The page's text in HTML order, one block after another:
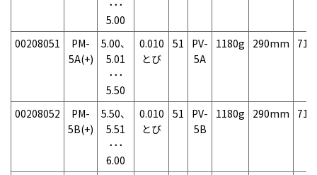
･･･
5.00
00208051
PM-
5A(+)
5.00、
5.01
･･･
5.50
0.010
とび
51
PV-
5A
1180g 290mm
00208052
PM-
5B(+)
5.50、
5.51
･･･
6.00
0.010
とび
51
PV-
5B
1180g 290mm